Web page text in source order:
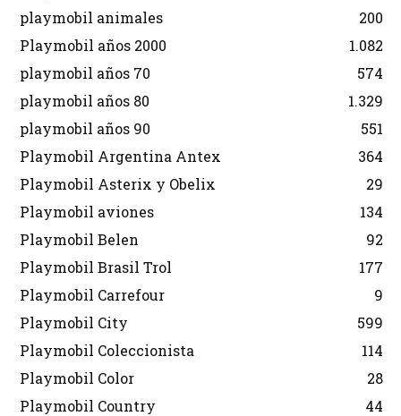
playmobil animales
200
Playmobil años 2000
1.082
playmobil años 70
574
playmobil años 80
1.329
playmobil años 90
551
Playmobil Argentina Antex
364
Playmobil Asterix y Obelix
29
Playmobil aviones
134
Playmobil Belen
92
Playmobil Brasil Trol
177
Playmobil Carrefour
9
Playmobil City
599
Playmobil Coleccionista
114
Playmobil Color
28
Playmobil Country
44